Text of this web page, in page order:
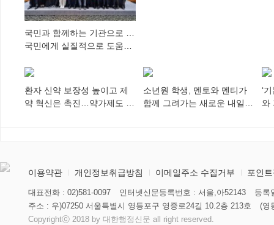
국민과 함께하는 기관으로 …
국민에게 실질적으로 도움이
환자 신약 보장성 높이고 제
약 혁신은 촉진…약가제도 개
소년원 학생, 멘토와 멘티가
함께 그려가는 새로운 내일
‘
와
이용약관 개인정보취급방침 이메일주소 수집거부 포인
대표전화 : 02)581-0097 인터넷신문등록번호 : 서울,아52143
등록
주소 : 우)07250 서울특별시 영등포구 영중로24길 10.2층 213호
(영
Copyrightⓒ 2018 by 대한행정신문 all right reserved.